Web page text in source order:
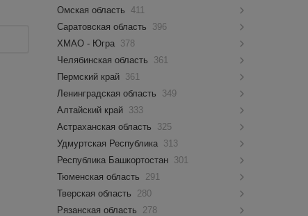
Омская область
411
Саратовская область
396
ХМАО - Югра 378
Челябинская область
361
Пермский край 361
Ленинградская область
349
Алтайский край 333
Астраханская область
325
Удмуртская Республика 313
Республика Башкортостан 301
Тюменская область
291
Тверская область
280
Рязанская область
278